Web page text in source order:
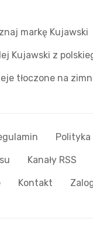
markę Kujawski
Kujawski z
tłoczone na
Kanały RSS
Kontakt